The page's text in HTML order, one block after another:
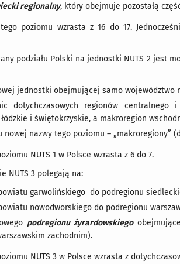
regionalny, który obejmuje pozostałą
poziomu wzrasta z 16 do 17.
podziału Polski na jednostki NUTS 2 jest
jednostki obejmującej samo województwo
dotychczasowych regionów
i świętokrzyskie, a makroregion
nowej nazwy tego poziomu – „makroregiony”
NUTS 1 w Polsce wzrasta z 6 do 7.
NUTS 3 polegają na:
garwolińskiego do podregionu
nowodworskiego do podregionu
podregionu żyrardowskiego
zachodnim).
NUTS 3 w Polsce wzrasta z